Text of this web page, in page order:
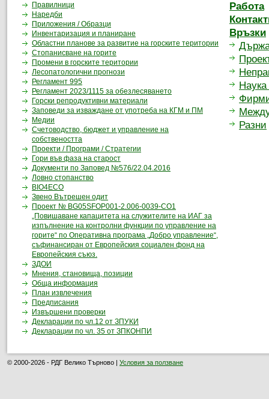
Правилници
Наредби
Приложения / Образци
Инвентаризация и планиране
Областни планове за развитие на горските територии
Стопанисване на горите
Промени в горските територии
Лесопатологични прогнози
Регламент 995
Регламент 2023/1115 за обезлесяването
Горски репродуктивни материали
Заповеди за изваждане от употреба на КГМ и ПМ
Медии
Счетоводство, бюджет и управление на
собствеността
Проекти / Програми / Стратегии
Гори във фаза на старост
Документи по Заповед №576/22.04.2016
Ловно стопанство
BIO4ECO
Звено Вътрешен одит
Проект № BG05SFOP001-2.006-0039-CO1
„Повишаване капацитета на служителите на ИАГ за
изпълнение на контролни функции по управление на
горите“ по Оперативна програма „Добро управление“,
съфинансиран от Европейския социален фонд на
Европейския съюз.
ЗДОИ
Мнения, становища, позиции
Обща информация
План извлечения
Предписания
Извършени проверки
Декларации по чл.12 от ЗПУКИ
Декларации по чл. 35 от ЗПКОНПИ
Работа
Връзки
Разни
© 2000-2026 - РДГ Велико Търново | Условия за ползване